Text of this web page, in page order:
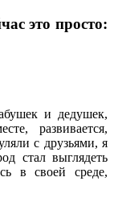
это просто:
и дедушек,
развивается,
с друзьями, я
стал выглядеть
в своей среде,